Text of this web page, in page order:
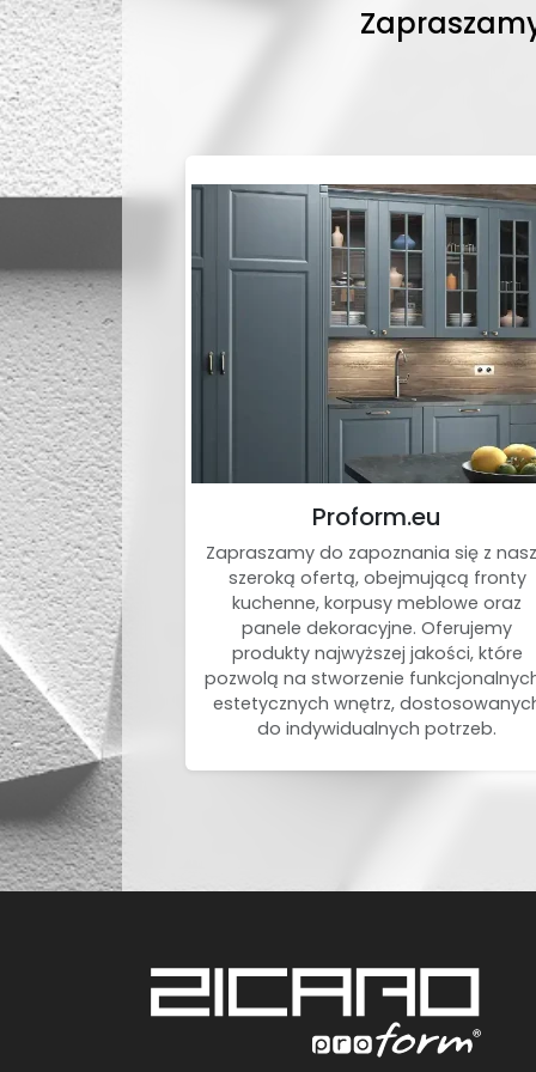
Proform.eu
Zapraszamy do zapoznania się z
szeroką ofertą, obejmującą fronty
kuchenne, korpusy meblowe oraz
panele dekoracyjne. Oferujemy
produkty najwyższej jakości, które
pozwolą na stworzenie
estetycznych wnętrz,
do indywidualnych potrzeb.